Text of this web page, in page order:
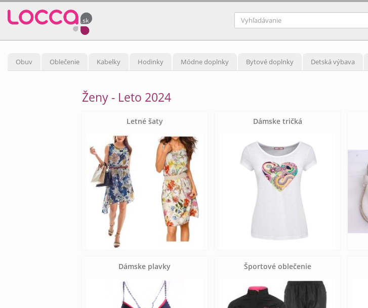
Obuv Oblečenie Kabelky Hodinky Módne doplnky Bytové doplnky Detská výbava
Ženy - Leto 2024
Letné šaty Dámske tričká
Dámske plavky Športové oblečenie